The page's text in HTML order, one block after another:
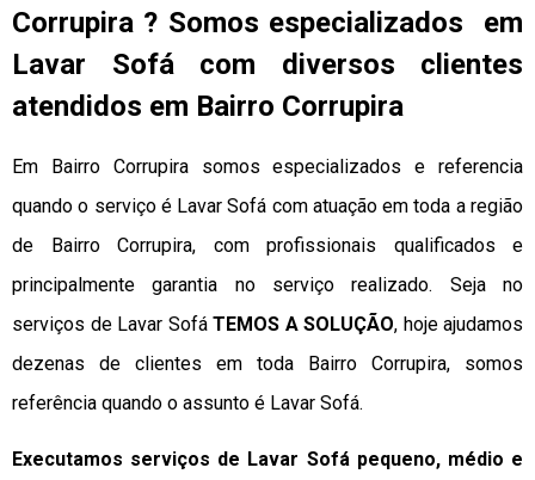
Corrupira ? Somos especializados em
Lavar Sofá com diversos clientes
atendidos em Bairro Corrupira
Em Bairro Corrupira somos especializados e referencia
quando o serviço é Lavar Sofá com atuação em toda a região
de Bairro Corrupira, com profissionais qualificados e
principalmente garantia no serviço realizado. Seja no
serviços de Lavar Sofá TEMOS A SOLUÇÃO, hoje ajudamos
dezenas de clientes em toda Bairro Corrupira, somos
referência quando o assunto é Lavar Sofá.
Executamos serviços de Lavar Sofá pequeno, médio e